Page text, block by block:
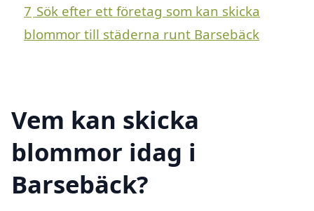
7 Sök efter ett företag som kan skicka
blommor till städerna runt Barsebäck
Vem kan skicka
blommor idag i
Barsebäck?